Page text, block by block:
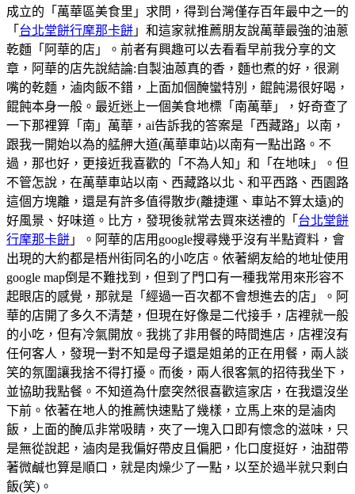
成立的「萬華區美食里」求問，得到台灣僅存百年最中之一的
「 台北堂餅行摩那卡餅 」和這家就推薦朋友說萬華最強的油蔥
乾麵「阿華的店」。前者有興趣可以去看看早前我分享的文
章，阿華的店先說結論:自製油蒽真的香，麵也煮的好，很涮
嘴的乾麵，滷肉飯不錯，上面加個醃蠻特別，餛飩湯很好喝，
餛飩本身一般。最近迷上一個美食地標「南萬華」，好奇查了
一下那裡算「南」萬華，ai告訴我的答案是「西藏路」以南，
跟我一開始以為的艋舺大道(萬華車站)以南有一點出路。不
過，那也好，更接近我喜歡的「不為人知」和「在地味」。但
不管怎說，在萬華車站以南、西藏路以北、和平西路、西園路
這個方塊離，還是有許多值得散步(離捷運、車站不算太遠)的
好風景、好味道。比方，發現後就常去買來送禮的「 台北堂餅
行摩那卡餅 」。阿華的店用google搜尋幾乎沒有半點資料，會
出現的大約都是梧州街同名的小吃店。依著網友給的地址使用
google map倒是不難找到，但到了門口有一種我常用來形容不
起眼店的感覺，那就是「經過一百次都不會想進去的店」。阿
華的店開了多久不清楚，但現在好像是二代接手，店裡就一般
的小吃，但有冷氣開放。我挑了非用餐的時間進店，店裡沒有
任何客人，發現一對不知是母子還是姐弟的正在用餐，兩人談
笑的氛圍讓我捨不得打擾。而後，兩人很客氣的招待我坐下，
並協助我點餐。不知道為什麼突然很喜歡這家店，在我還沒坐
下前。依著在地人的推薦快速點了幾樣，立馬上來的是滷肉
飯，上面的醃瓜非常吸睛，夾了一塊入口即有懷念的滋味，只
是無從說起，滷肉是我偏好帶皮且偏肥，化口度挺好，油甜帶
著微鹹也算是順口，就是肉燥少了一點，以至於過半就只剩白
飯(笑)。